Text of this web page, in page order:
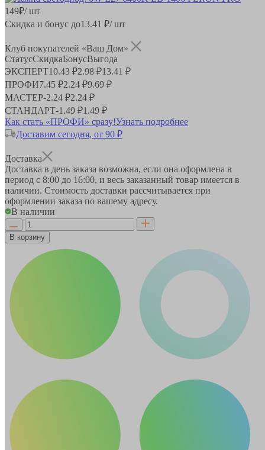
149₽/ шт
Скидка и бонус до13.41 ₽/ шт
Клуб покупателей «Ваш Дом»
СтатусСкидкаБонусВыгода
ЭКСПЕРТ10.43 ₽2.98 ₽13.41 ₽
ПРОФИ7.45 ₽2.24 ₽9.69 ₽
МАСТЕР-2.24 ₽2.24 ₽
СТАНДАРТ-1.49 ₽1.49 ₽
Как стать «ПРОФИ» сразу!Узнать подробнее
Доставим сегодня, от 90 ₽
Доставка
Доставка в день заказа возможна, если она оформлена в
период с 8:00 до 16:00, и весь заказанный товар имеется в
наличии. Стоимость доставки рассчитывается при
оформлении заказа по вашему адресу.
В наличии
В корзину